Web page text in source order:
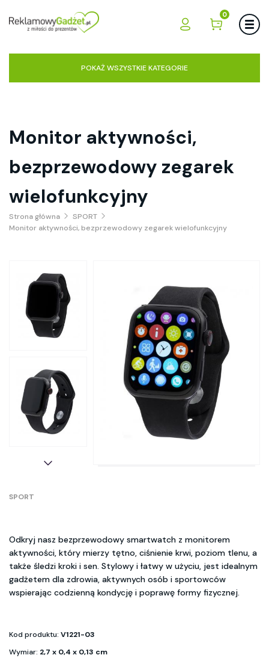
0
POKAŻ WSZYSTKIE KATEGORIE
Monitor aktywności,
bezprzewodowy zegarek
wielofunkcyjny
Strona główna
SPORT
Monitor aktywności, bezprzewodowy zegarek wielofunkcyjny
SPORT
Odkryj nasz bezprzewodowy smartwatch z monitorem
aktywności, który mierzy tętno, ciśnienie krwi, poziom tlenu, a
także śledzi kroki i sen. Stylowy i łatwy w użyciu, jest idealnym
gadżetem dla zdrowia, aktywnych osób i sportowców
wspierając codzienną kondycję i poprawę formy fizycznej.
Kod produktu: V1221-03
Wymiar: 2,7 x 0,4 x 0,13 cm